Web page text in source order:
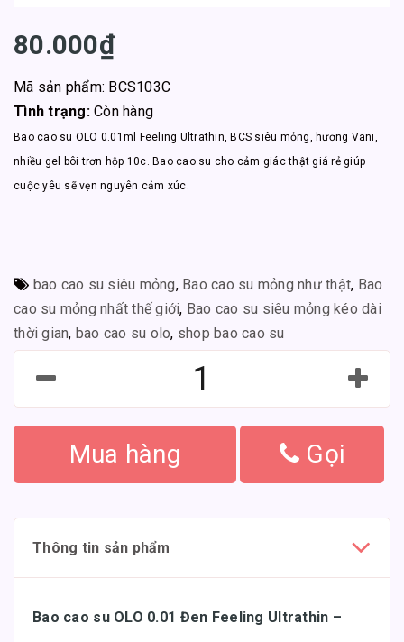
80.000₫
Mã sản phẩm: BCS103C
Tình trạng: Còn hàng
Bao cao su OLO 0.01ml Feeling Ultrathin, BCS siêu mỏng, hương Vani,
nhiều gel bôi trơn hộp 10c. Bao cao su cho cảm giác thật giá rẻ giúp
cuộc yêu sẽ vẹn nguyên cảm xúc.
bao cao su siêu mỏng, Bao cao su mỏng như thật, Bao
cao su mỏng nhất thế giới, Bao cao su siêu mỏng kéo dài
thời gian, bao cao su olo, shop bao cao su
Mua hàng Gọi
Thông tin sản phẩm
Bao cao su OLO 0.01 Đen Feeling Ultrathin –